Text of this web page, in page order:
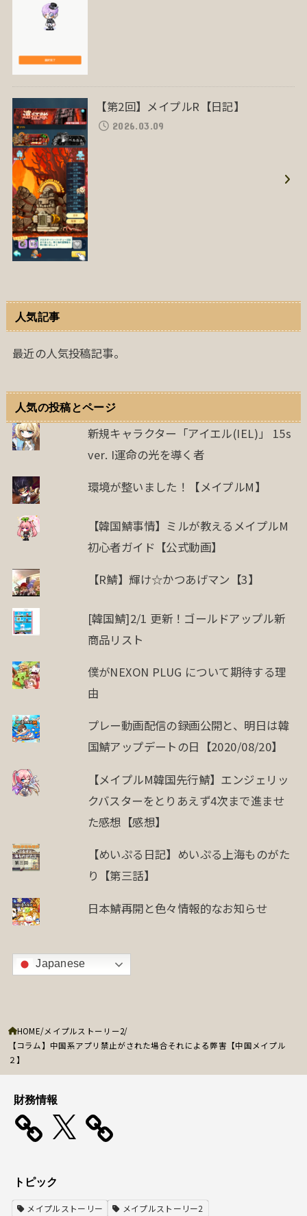
【第2回】メイプルR【日記】
2026.03.09
人気記事
最近の人気投稿記事。
人気の投稿とページ
新規キャラクター「アイエル(IEL)」 15s
ver. I運命の光を導く者
環境が整いました！【メイプルM】
【韓国鯖事情】ミルが教えるメイプルM
初心者ガイド【公式動画】
【R鯖】輝け☆かつあげマン【3】
[韓国鯖]2/1 更新！ゴールドアップル新
商品リスト
僕がNEXON PLUG について期待する理
由
プレー動画配信の録画公開と、明日は韓
国鯖アップデートの日【2020/08/20】
【メイプルM韓国先行鯖】エンジェリッ
クバスターをとりあえず4次まで進ませ
た感想【感想】
【めいぷる日記】めいぷる上海ものがた
り【第三話】
日本鯖再開と色々情報的なお知らせ
Japanese
HOME メイプルストーリー2
【コラム】中国系アプリ禁止がされた場合それによる弊害【中国メイプル
２】
財務情報
トピック
メイプルストーリー メイプルストーリー2